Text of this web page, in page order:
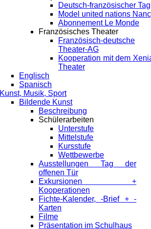
Deutsch-französischer Tag
Model united nations
Abonnement Le Monde
Französisches Theater
Französisch-deutsche
Theater-AG
Kooperation mit dem
Theater
Englisch
Spanisch
Kunst, Musik, Sport
Bildende Kunst
Beschreibung
Schülerarbeiten
Unterstufe
Mittelstufe
Kursstufe
Wettbewerbe
Ausstellungen Tag der
offenen Tür
Exkursionen +
Kooperationen
Fichte-Kalender, -Brief + -
Karten
Filme
Präsentation im Schulhaus